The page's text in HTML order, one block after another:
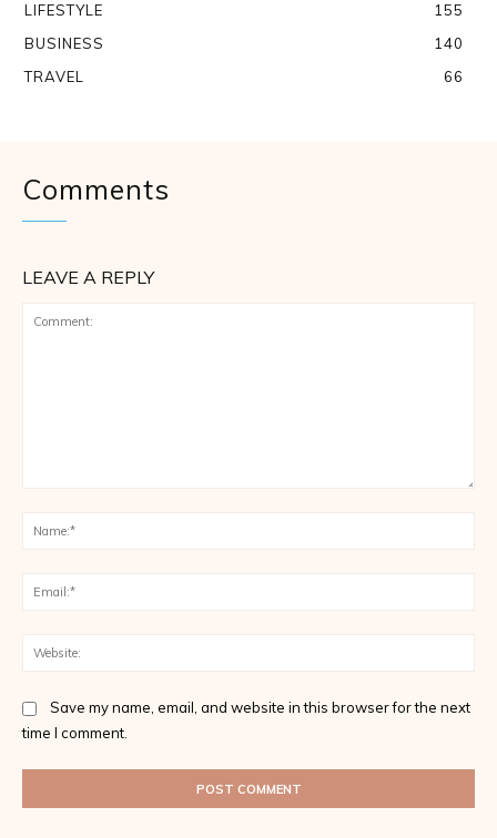
LIFESTYLE
155
BUSINESS
140
TRAVEL
66
Comments
LEAVE A REPLY
Save my name, email, and website in this browser for the next
time I comment.